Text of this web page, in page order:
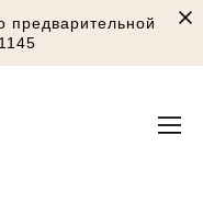
предварительной